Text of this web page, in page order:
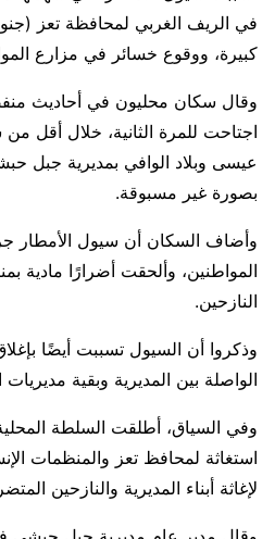
في الريف الغربي لمحافظة تعز
كبيرة، ووقوع خسائر في مزارع
وقال سكان محليون في أحاديث
اجتاحت للمرة الثانية، خلال أقل
عيسى وبلاد الوافي بمديرية جبل
بصورة غير مسبوقة.
وأضاف السكان أن سيول الأمطار
المواطنين، وألحقت أضرارًا مادية
النازحين.
وذكروا أن السيول تسببت أيضًا
الواصلة بين المديرية وبقية
وفي السياق، أطلقت السلطة
استغاثة لمحافظ تعز والمنظمات
لإغاثة أبناء المديرية والنازحين